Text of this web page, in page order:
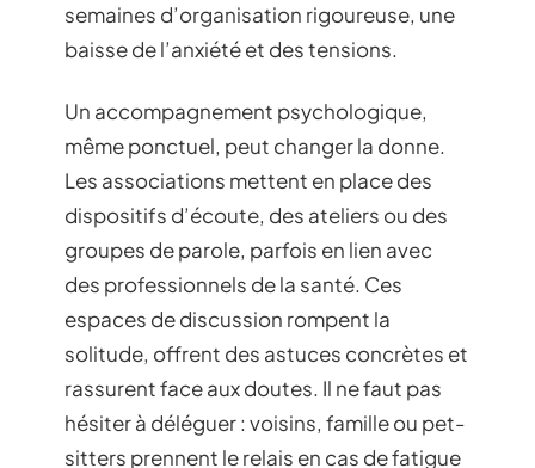
semaines d’organisation rigoureuse, une
baisse de l’anxiété et des tensions.
Un accompagnement psychologique,
même ponctuel, peut changer la donne.
Les associations mettent en place des
dispositifs d’écoute, des ateliers ou des
groupes de parole, parfois en lien avec
des professionnels de la santé. Ces
espaces de discussion rompent la
solitude, offrent des astuces concrètes et
rassurent face aux doutes. Il ne faut pas
hésiter à déléguer : voisins, famille ou pet-
sitters prennent le relais en cas de fatigue